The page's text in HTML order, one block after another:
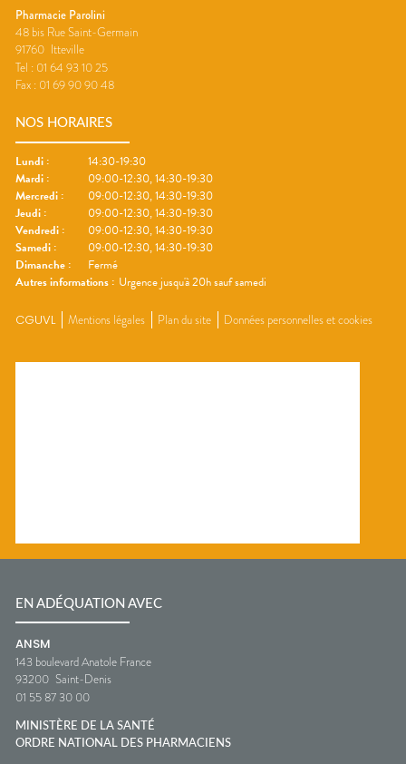
Pharmacie Parolini
48 bis Rue Saint-Germain
91760 Itteville
Tel : 01 64 93 10 25
Fax : 01 69 90 90 48
NOS HORAIRES
Lundi :
14:30-19:30
Mardi :
09:00-12:30, 14:30-19:30
Mercredi :
09:00-12:30, 14:30-19:30
Jeudi :
09:00-12:30, 14:30-19:30
Vendredi :
09:00-12:30, 14:30-19:30
Samedi :
09:00-12:30, 14:30-19:30
Dimanche :
Fermé
Autres informations : Urgence jusqu'à 20h sauf samedi
CGUVL Mentions légales Plan du site Données personnelles et cookies
EN ADÉQUATION AVEC
ANSM
143 boulevard Anatole France
93200 Saint-Denis
01 55 87 30 00
MINISTÈRE DE LA SANTÉ
ORDRE NATIONAL DES PHARMACIENS